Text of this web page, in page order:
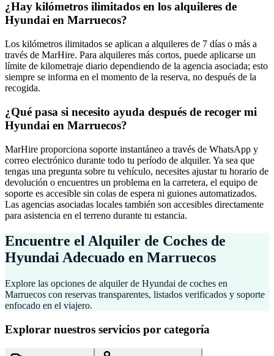
¿Hay kilómetros ilimitados en los alquileres de
Hyundai en Marruecos?
Los kilómetros ilimitados se aplican a alquileres de 7 días o más a
través de MarHire. Para alquileres más cortos, puede aplicarse un
límite de kilometraje diario dependiendo de la agencia asociada; esto
siempre se informa en el momento de la reserva, no después de la
recogida.
¿Qué pasa si necesito ayuda después de recoger mi
Hyundai en Marruecos?
MarHire proporciona soporte instantáneo a través de WhatsApp y
correo electrónico durante todo tu período de alquiler. Ya sea que
tengas una pregunta sobre tu vehículo, necesites ajustar tu horario de
devolución o encuentres un problema en la carretera, el equipo de
soporte es accesible sin colas de espera ni guiones automatizados.
Las agencias asociadas locales también son accesibles directamente
para asistencia en el terreno durante tu estancia.
Encuentre el Alquiler de Coches de
Hyundai Adecuado en Marruecos
Explore las opciones de alquiler de Hyundai de coches en
Marruecos con reservas transparentes, listados verificados y soporte
enfocado en el viajero.
Explorar nuestros servicios por categoría